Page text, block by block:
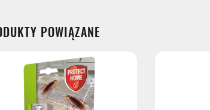
24/7(przewidywana dostawa:
POWIĄZANE